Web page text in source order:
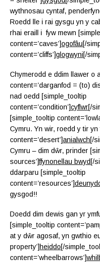
wythnosau cyntaf,
Roedd lle i rai gysgu yn y
rhai eraill i fyw mewn
content=’caves’]ogofâu[/
content=’cliffs’]glogwyni[/
Chymerodd e ddim llawer o
content=’darganfod = (to)
nad oedd [simple_tooltip
content=’condition’]cyflwr[/
[simple_tooltip
Cymru. Yn wir, roedd y tir
content=’desert’]anialwch[/
Cymru – dim dŵr, prinder
sources’]ffynonellau bwyd [/
ddarparu [simple_tooltip
content=’resources’]
gysgod!!
Doedd dim dewis gan yr
[simple_tooltip
at y dŵr agosaf, yn gwthio
property’] heiddo[/
content=’wheelbarrows’]